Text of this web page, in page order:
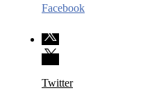
Facebook
Twitter